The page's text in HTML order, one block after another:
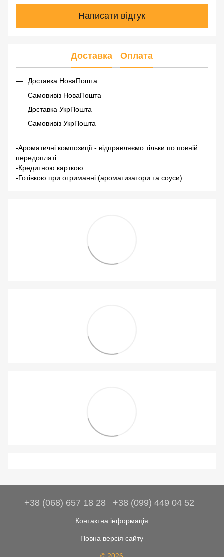
Написати відгук
Доставка Оплата
Доставка НоваПошта
Самовивіз НоваПошта
Доставка УкрПошта
Самовивіз УкрПошта
-Ароматичні композиції - відправляємо тільки по повній
передоплаті
-Кредитною карткою
-Готівкою при отриманні (ароматизатори та соуси)
+38 (068) 657 18 28 +38 (099) 449 04 52
Контактна інформація
Повна версія сайту